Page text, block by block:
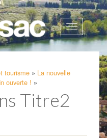
Afficher
la
tourisme » La nouvelle
ouverte ! »
Titre2